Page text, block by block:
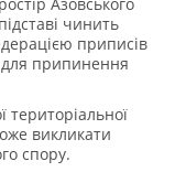
чинить
приписів
для припинення
викликати
спору.